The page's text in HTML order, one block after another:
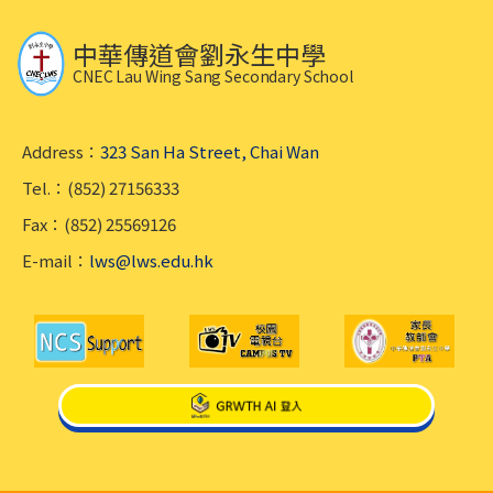
中華傳道會劉永生中學
CNEC Lau Wing Sang Secondary School
Address： 323 San Ha Street, Chai Wan
Tel.：(852) 27156333
Fax：(852) 25569126
E-mail： lws@lws.edu.hk